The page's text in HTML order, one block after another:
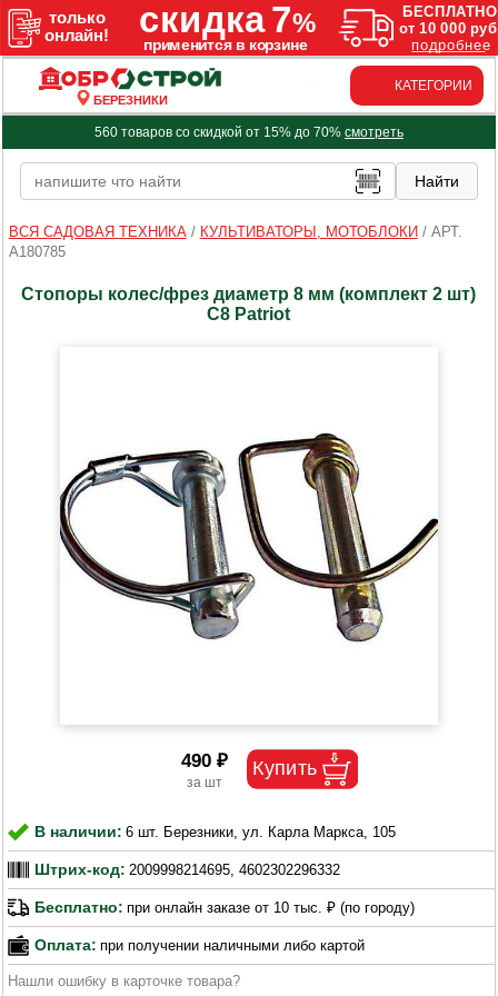
БЕРЕЗНИКИ
КАТЕГОРИИ
560 товаров со скидкой от 15% до 70% смотреть
ВСЯ САДОВАЯ ТЕХНИКА/ КУЛЬТИВАТОРЫ, МОТОБЛОКИ / АРТ.
A180785
Стопоры колес/фрез диаметр 8 мм (комплект 2 шт)
С8 Patriot
490 ₽
В наличии: 6 шт. Березники, ул. Карла Маркса, 105
Штрих-код: 2009998214695, 4602302296332
Бесплатно: при онлайн заказе от 10 тыс. ₽ (по городу)
Оплата: при получении наличными либо картой
Нашли ошибку в карточке товара?